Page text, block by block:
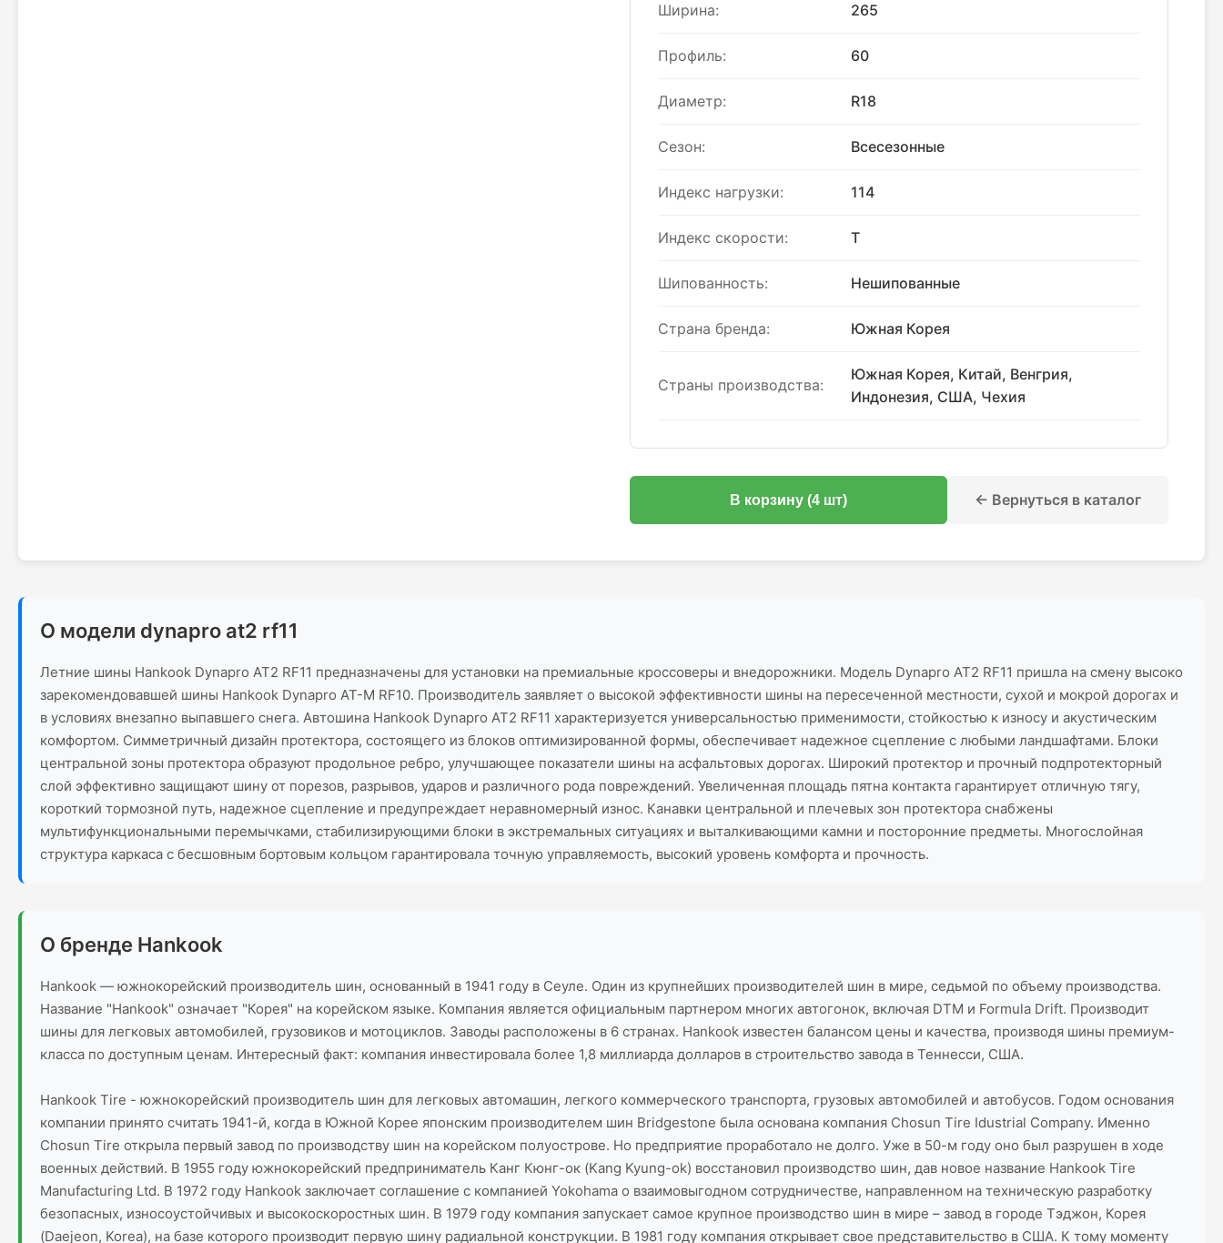
Ширина: 265
Профиль: 60
Диаметр: R18
Сезон: Всесезонные
Индекс нагрузки: 114
Индекс скорости: T
Шипованность: Нешипованные
Страна бренда: Южная Корея
Страны производства:
Южная Корея, Китай, Венгрия,
Индонезия, США, Чехия
В корзину (4 шт) ← Вернуться в каталог
О модели dynapro at2 rf11
Летние шины Hankook Dynapro AT2 RF11 предназначены для установки на премиальные кроссоверы и внедорожники. Модель Dynapro AT2 RF11 пришла на смену высоко
зарекомендовавшей шины Hankook Dynapro AT-M RF10. Производитель заявляет о высокой эффективности шины на пересеченной местности, сухой и мокрой дорогах и
в условиях внезапно выпавшего снега. Автошина Hankook Dynapro AT2 RF11 характеризуется универсальностью применимости, стойкостью к износу и акустическим
комфортом. Симметричный дизайн протектора, состоящего из блоков оптимизированной формы, обеспечивает надежное сцепление с любыми ландшафтами. Блоки
центральной зоны протектора образуют продольное ребро, улучшающее показатели шины на асфальтовых дорогах. Широкий протектор и прочный подпротекторный
слой эффективно защищают шину от порезов, разрывов, ударов и различного рода повреждений. Увеличенная площадь пятна контакта гарантирует отличную тягу,
короткий тормозной путь, надежное сцепление и предупреждает неравномерный износ. Канавки центральной и плечевых зон протектора снабжены
мультифункциональными перемычками, стабилизирующими блоки в экстремальных ситуациях и выталкивающими камни и посторонние предметы. Многослойная
структура каркаса с бесшовным бортовым кольцом гарантировала точную управляемость, высокий уровень комфорта и прочность.
О бренде Hankook
Hankook — южнокорейский производитель шин, основанный в 1941 году в Сеуле. Один из крупнейших производителей шин в мире, седьмой по объему производства.
Название "Hankook" означает "Корея" на корейском языке. Компания является официальным партнером многих автогонок, включая DTM и Formula Drift. Производит
шины для легковых автомобилей, грузовиков и мотоциклов. Заводы расположены в 6 странах. Hankook известен балансом цены и качества, производя шины премиум-
класса по доступным ценам. Интересный факт: компания инвестировала более 1,8 миллиарда долларов в строительство завода в Теннесси, США.
Hankook Tire - южнокорейский производитель шин для легковых автомашин, легкого коммерческого транспорта, грузовых автомобилей и автобусов. Годом основания
компании принято считать 1941-й, когда в Южной Корее японским производителем шин Bridgestone была основана компания Chosun Tire Idustrial Company. Именно
Chosun Tire открыла первый завод по производству шин на корейском полуострове. Но предприятие проработало не долго. Уже в 50-м году оно был разрушен в ходе
военных действий. В 1955 году южнокорейский предприниматель Канг Кюнг-ок (Kang Kyung-ok) восстановил производство шин, дав новое название Hankook Tire
Manufacturing Ltd. В 1972 году Hankook заключает соглашение с компанией Yokohama о взаимовыгодном сотрудничестве, направленном на техническую разработку
безопасных, износоустойчивых и высокоскоростных шин. В 1979 году компания запускает самое крупное производство шин в мире – завод в городе Тэджон, Корея
(Daejeon, Korea), на базе которого производит первую шину радиальной конструкции. В 1981 году компания открывает свое представительство в США. К тому моменту